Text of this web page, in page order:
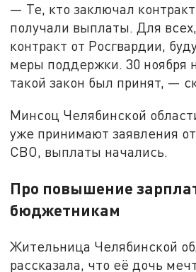
— Те, кто заключал
получали выплаты. Для
контракт от Росгвардии,
меры поддержки. 30 ноября
такой закон был принят, —
Минсоц Челябинской
уже принимают заявления
СВО, выплаты начались.
Про повышение
бюджетникам
Жительница Челябинской
рассказала, что её дочь